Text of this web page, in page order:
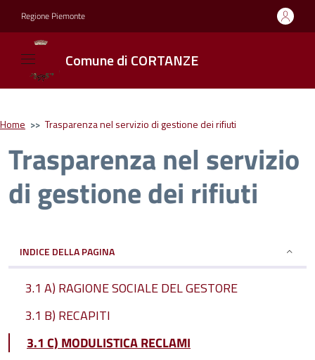
Regione Piemonte
Comune di CORTANZE
Home >> Trasparenza nel servizio di gestione dei rifiuti
Trasparenza nel servizio
di gestione dei rifiuti
INDICE DELLA PAGINA
3.1 A) RAGIONE SOCIALE DEL GESTORE
3.1 B) RECAPITI
3.1 C) MODULISTICA RECLAMI